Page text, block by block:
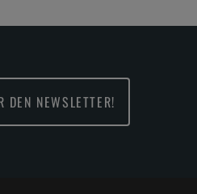
DEN NEWSLETTER!